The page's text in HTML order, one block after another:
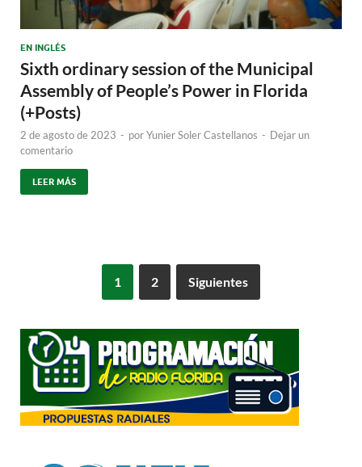
EN INGLÉS
Sixth ordinary session of the Municipal
Assembly of People’s Power in Florida
(+Posts)
2 de agosto de 2023 - porYunier Soler Castellanos - Dejar un
comentario
LEER MÁS
1 2 Siguientes